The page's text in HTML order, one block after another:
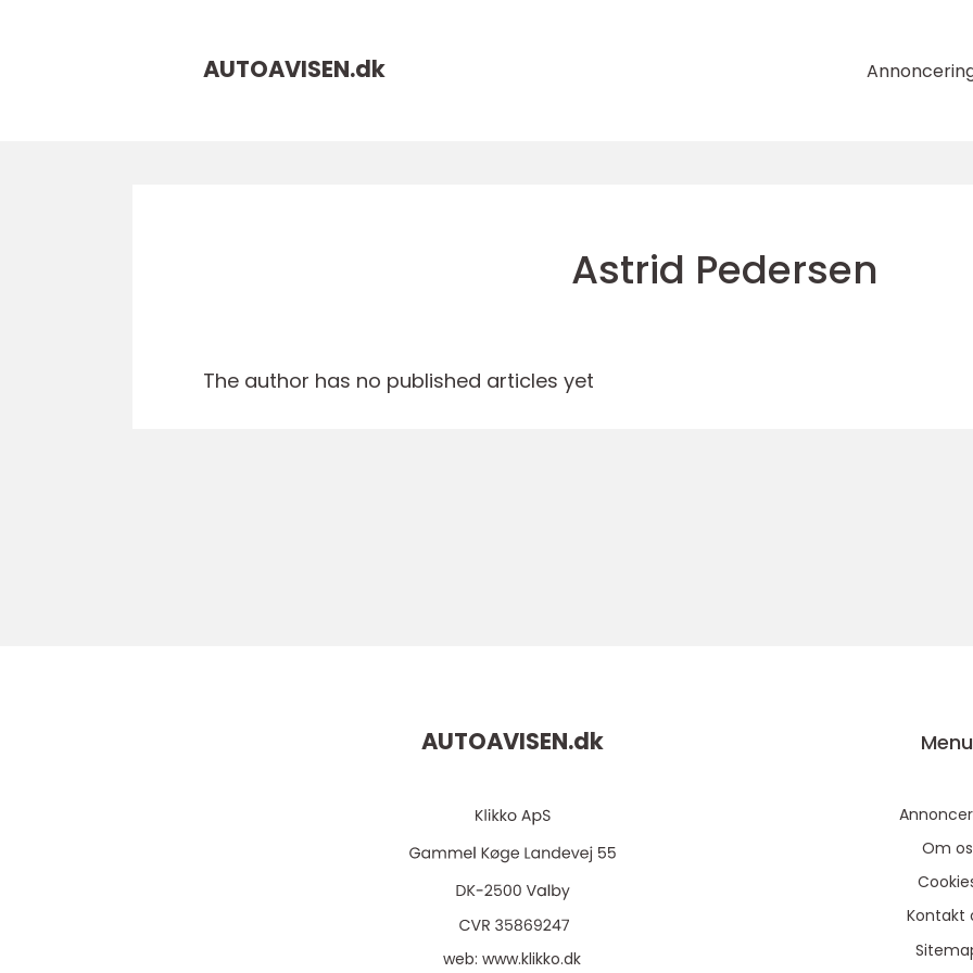
AUTOAVISEN.dk
Astrid Pedersen
The author has no published articles yet
AUTOAVISEN.dk
web:www.klikko.dk
Menu
Om os
Kontakt